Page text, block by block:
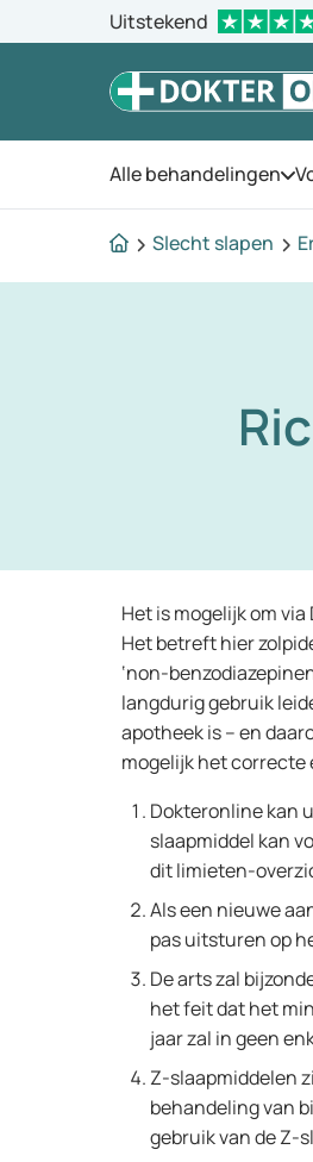
Uitstekend
Alle behandelingen
Slecht slapen
Het is mogelijk om
Het betreft hier
‘non-
langdurig gebruik
apotheek is – en
mogelijk het correcte
Dokteronline kan
slaapmiddel kan
dit limieten-
Als een nieuwe
pas uitsturen op
De arts zal
het feit dat het
jaar zal in geen
Z-slaapmiddelen
behandeling van
gebruik van de Z-